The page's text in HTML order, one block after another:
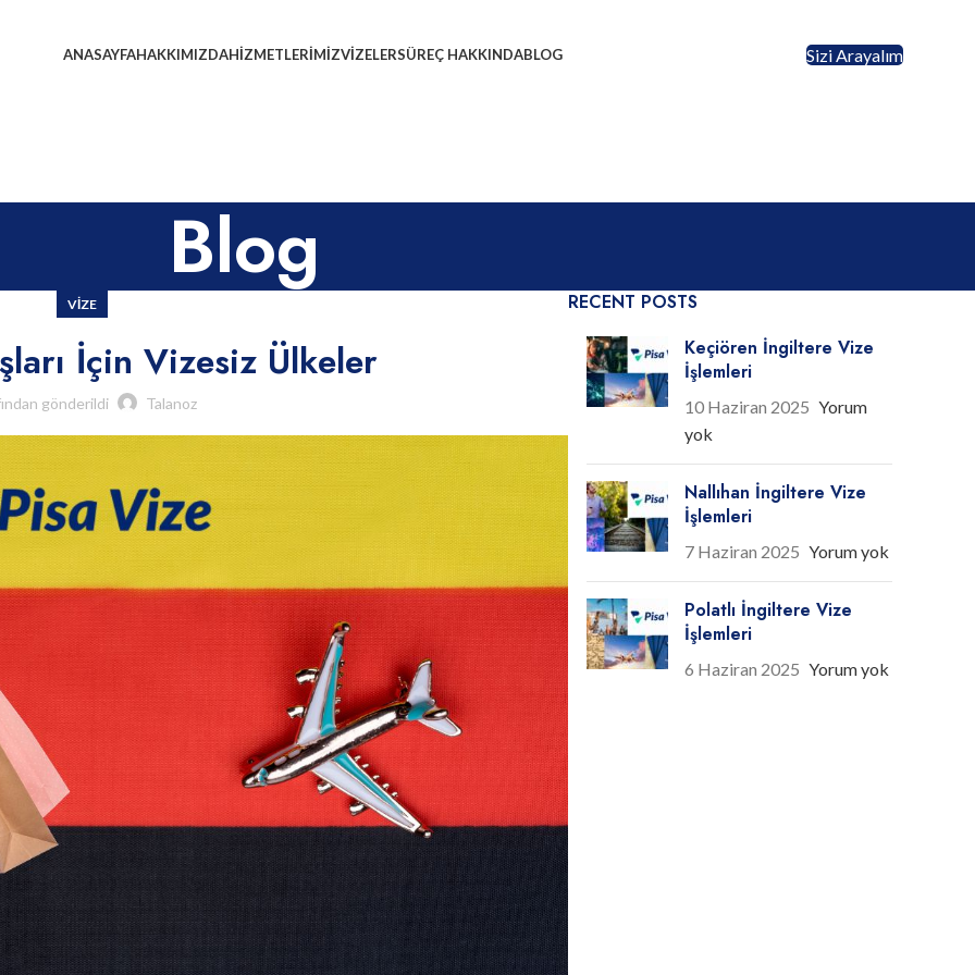
ANASAYFAHAKKIMIZDAHIZMETLERIMIZVIZELERSÜREÇ HAKKINDABLOG Sizi Arayalım
Blog
VIZE
İçin Vizesiz Ülkeler
gönderildi Talanoz
RECENT POSTS
Keçiören İngiltere Vize
İşlemleri
10 Haziran 2025 Yorum
yok
Nallıhan İngiltere Vize
İşlemleri
7 Haziran 2025 Yorum yok
Polatlı İngiltere Vize
İşlemleri
6 Haziran 2025 Yorum yok